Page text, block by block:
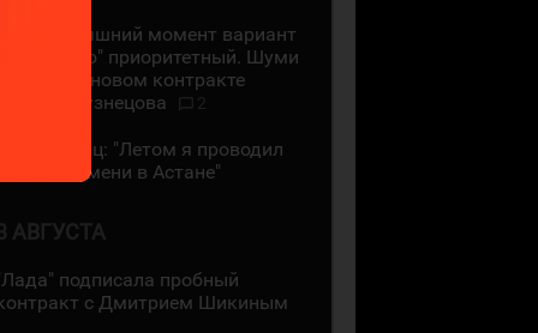
На сегодняшний момент вариант
с "Сибирью" приоритетный. Шуми
Бабаев - о новом контракте
Евгения Кузнецова
Даррен Диц: "Летом я проводил
много времени в Астане"
АВГУСТА
подписала пробный
с Дмитрием Шикиным